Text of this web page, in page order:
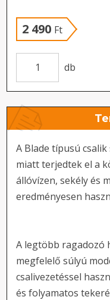
2 490 Ft
db
A Blade típusú
miatt terjedtek el a
állóvízen, sekély és
eredményesen
A legtöbb ragadozó
megfelelő súlyú
csalivezetéssel
és folyamatos